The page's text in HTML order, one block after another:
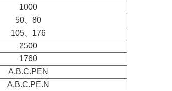
1000
50、80
105、176
2500
1760
A.B.C.PEN
A.B.C.PE.N